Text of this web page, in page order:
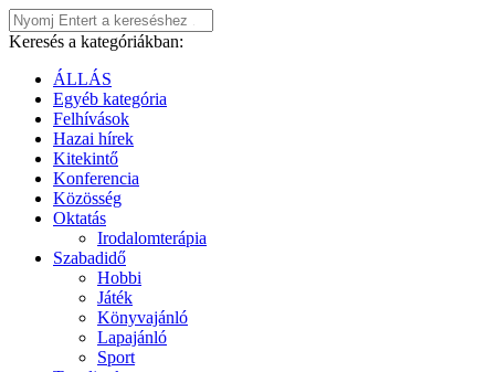
Keresés a kategóriákban:
ÁLLÁS
Egyéb kategória
Felhívások
Hazai hírek
Kitekintő
Konferencia
Közösség
Oktatás
Irodalomterápia
Szabadidő
Hobbi
Játék
Könyvajánló
Lapajánló
Sport